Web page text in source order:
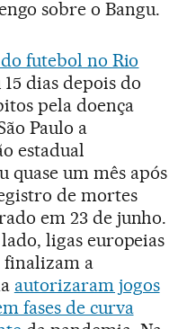
sobre o Bangu.
futebol no Rio
15 dias depois do
pela doença
Paulo a
estadual
quase um mês após
de mortes
em 23 de junho.
ligas europeias
finalizam a
autorizaram jogos
fases de curva